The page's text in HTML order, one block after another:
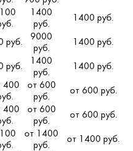
1400
руб.
1400 руб.
руб.
9000
руб.
1400 руб.
руб.
1400
руб.
1400 руб.
400
от 600
руб.
от 600 руб.
400
от 600
руб.
от 600 руб.
от 1400
руб.
от 1400 руб.